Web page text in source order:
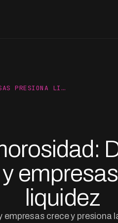
PRESIONA LI…
empresas
liquidez
crece y presiona